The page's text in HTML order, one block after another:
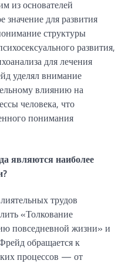
из основателей
значение для развития
структуры
развития,
для лечения
уделял внимание
влиянию на
человека, что
понимания
являются наиболее
трудов
«Толкование
повседневной жизни» и
обращается к
процессов — от